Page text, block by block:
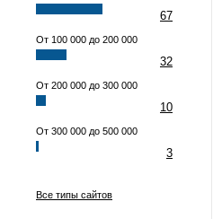
67
От 100 000 до 200 000
32
От 200 000 до 300 000
10
От 300 000 до 500 000
3
Все типы сайтов